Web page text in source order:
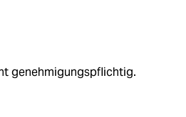
genehmigungspflichtig.